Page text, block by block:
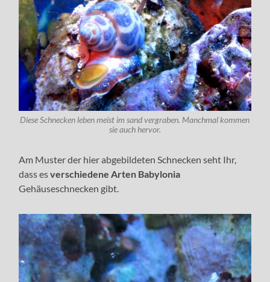
Diese Schnecken leben meist im sand vergraben. Manchmal kommen
sie auch hervor.
Am Muster der hier abgebildeten Schnecken seht Ihr,
dass esverschiedene Arten Babylonia
Gehäuseschnecken gibt.